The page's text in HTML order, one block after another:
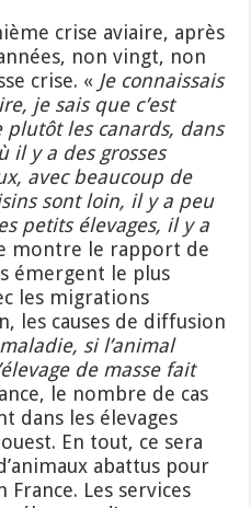
crise aviaire, après
non vingt, non
crise. « Je connaissais
je sais que c’est
les canards, dans
il y a des grosses
avec beaucoup de
sont loin, il y a peu
petits élevages, il y a
montre le rapport de
émergent le plus
les migrations
les causes de diffusion
si l’animal
de masse fait
le nombre de cas
dans les élevages
En tout, ce sera
abattus pour
France. Les services